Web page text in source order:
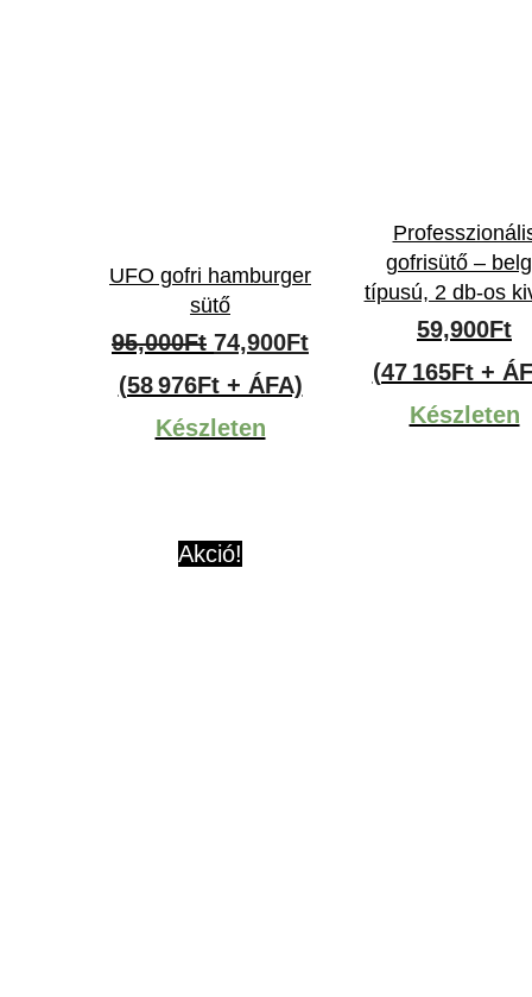
UFO gofri hamburger
sütő
95,000Ft Original
price
was:
74,900FtCurrent
(58 976Ft + ÁFA)
Készleten
gofrisütő –
típusú, 2 db-os
59,900Ft
(47 165Ft +
Készleten
Akció!